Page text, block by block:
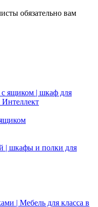
обязательно вам